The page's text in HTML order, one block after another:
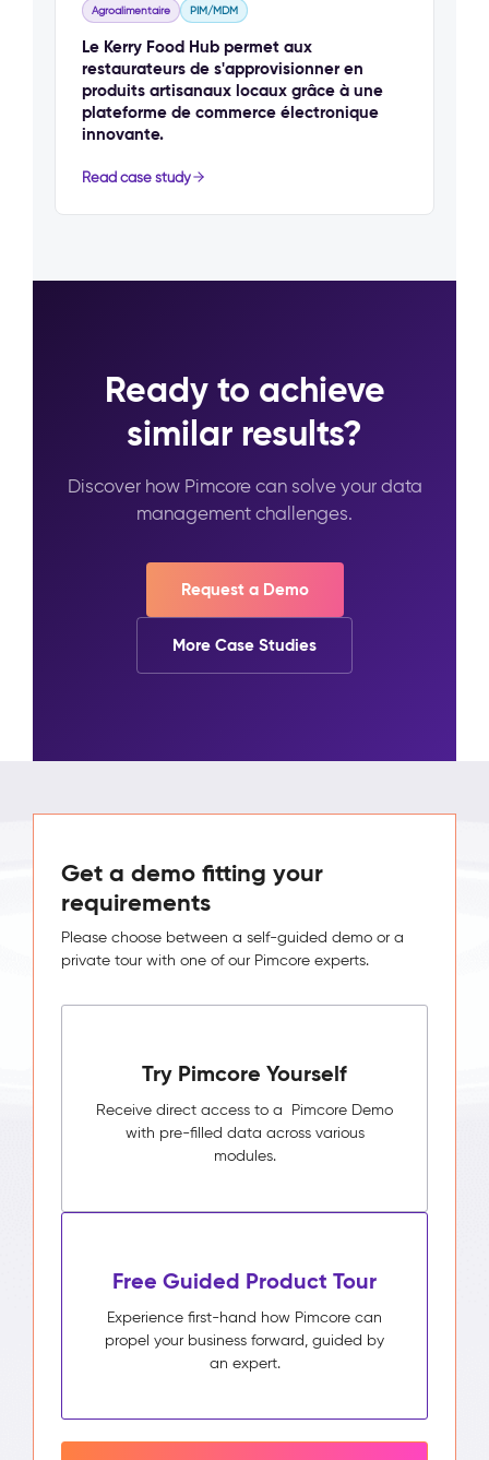
Agroalimentaire PIM/MDM
Le Kerry Food Hub permet aux
restaurateurs de s'approvisionner en
produits artisanaux locaux grâce à une
plateforme de commerce électronique
innovante.
Read case study
Ready to achieve
similar results?
Discover how Pimcore can solve your data
management challenges.
Request a Demo
More Case Studies
Get a demo fitting your
requirements
Please choose between a self-guided demo or a
private tour with one of our Pimcore experts.
Try Pimcore Yourself
Receive direct access to a Pimcore Demo
with pre-filled data across various
modules.
Free Guided Product Tour
Experience first-hand how Pimcore can
propel your business forward, guided by
an expert.